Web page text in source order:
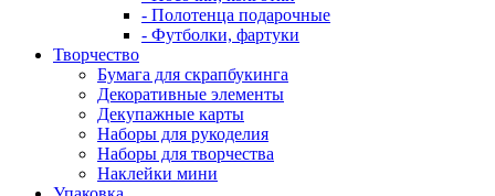
- Полотенца подарочные
- Футболки, фартуки
Творчество
Бумага для скрапбукинга
Декоративные элементы
Декупажные карты
Наборы для рукоделия
Наборы для творчества
Наклейки мини